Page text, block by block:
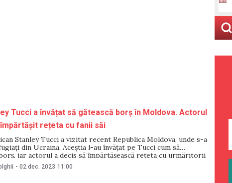
Tucci a învățat să gătească borș în Moldova. Actorul
rețeta cu fanii săi
Stanley Tucci a vizitat recent Republica Moldova, unde s-a
din Ucraina. Aceștia l-au învățat pe Tucci cum să
iar actorul a decis să împărtășească rețeta cu urmăritorii
de socializare. Într-un videoclip publicat pe online, Stanley
- 02 dec. 2023 11:00